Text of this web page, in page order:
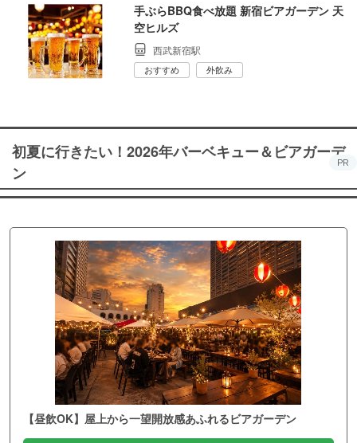
手ぶらBBQ食べ放題 新宿ビアガーデン 天
空ヒルズ
西武新宿駅
おすすめ 外飲み
初夏に行きたい！2026年バーベキュー＆ビアガーデ
ン
PR
【昼飲OK】屋上から一望開放感あふれるビアガーデン